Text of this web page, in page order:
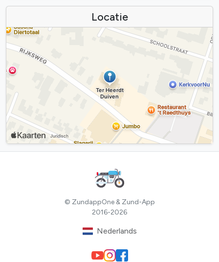
Locatie
© ZundappOne & Zund-App
2016-2026
Nederlands